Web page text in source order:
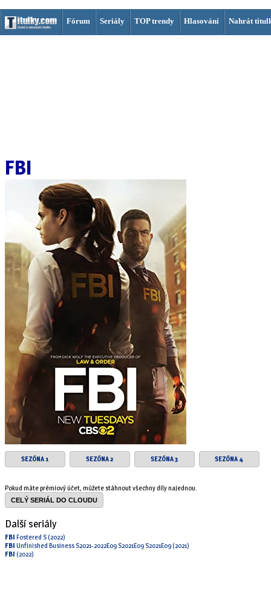
Fórum Seriály TOP trendy Hlasování Nahrát
FBI
SEZÓNA 1 SEZÓNA 2 SEZÓNA 3 SEZÓNA 4
Pokud máte prémiový účet, můžete stáhnout všechny díly najednou.
CELÝ SERIÁL DO CLOUDU
Další seriály
FBI Fostered S (2022)
FBI Unfinished Business S2021-2022E09 S2021E09 S2021E09 (2021)
FBI (2022)